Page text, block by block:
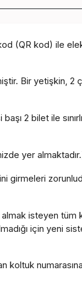
(QR kod) ile
Bir yetişkin, 2
2 bilet ile
yer
girmeleri
isteyen tüm
için yeni
koltuk